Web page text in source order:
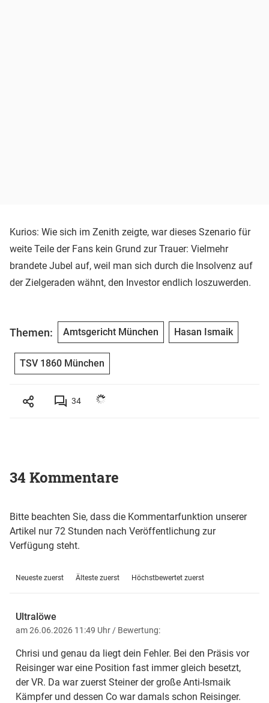
Kurios: Wie sich im Zenith zeigte, war dieses Szenario für
weite Teile der Fans kein Grund zur Trauer: Vielmehr
brandete Jubel auf, weil man sich durch die Insolvenz auf
der Zielgeraden wähnt, den Investor endlich loszuwerden.
Themen: Amtsgericht München Hasan Ismaik
TSV 1860 München
34
34 Kommentare
Bitte beachten Sie, dass die Kommentarfunktion unserer
Artikel nur 72 Stunden nach Veröffentlichung zur
Verfügung steht.
Neueste zuerst Älteste zuerst Höchstbewertet zuerst
Ultralöwe
am 26.06.2026 11:49 Uhr / Bewertung:
Chrisi und genau da liegt dein Fehler. Bei den Präsis vor
Reisinger war eine Position fast immer gleich besetzt,
der VR. Da war zuerst Steiner der große Anti-Ismaik
Kämpfer und dessen Co war damals schon Reisinger.